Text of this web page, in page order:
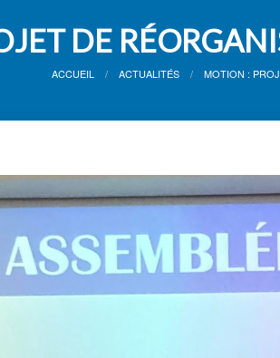
DE
ACCUEIL ACTUALITÉS MOTION :